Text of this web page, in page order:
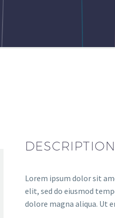
DESCRIPTION
Lorem ipsum dolor sit
elit, sed do eiusmod
dolore magna aliqua. Ut